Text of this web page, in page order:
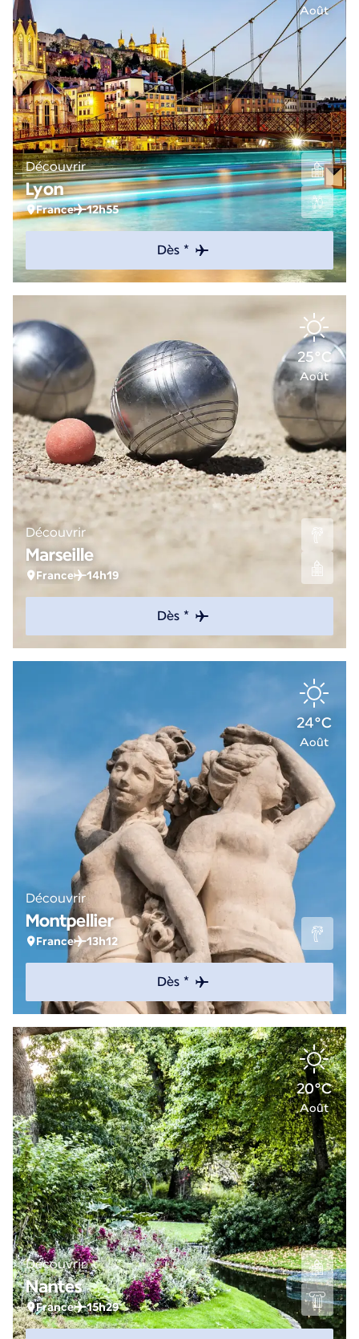
Août
Découvrir
Lyon
France 12h55
Dès *
25°C
Août
Découvrir
Marseille
France 14h19
Dès *
24°C
Août
Découvrir
Montpellier
France 13h12
Dès *
20°C
Août
Découvrir
Nantes
France 15h29